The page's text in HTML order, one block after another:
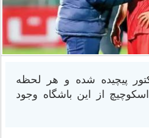
پیچیده شده و هر لحظه
از این باشگاه وجود